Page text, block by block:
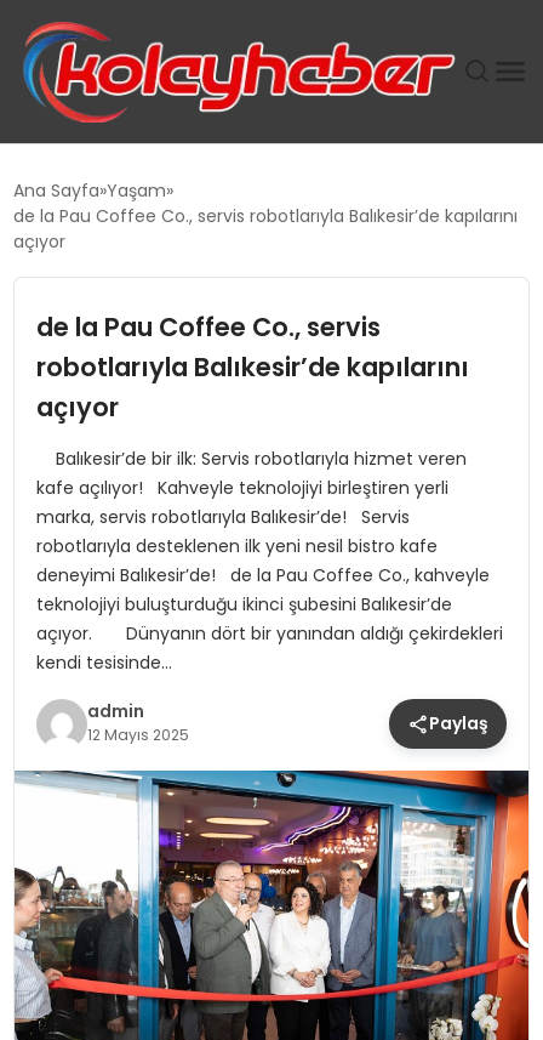
SUWEN’IN İSTIHDAM MODELI EKONOMIDE KADIN
TANYER YAPI ZEMIN MÜHENDISLIĞINDE HEDEF
BÜYÜTTÜ
TOROSLAR’DA PAZAR GERGİNLİĞİ!
Ana Sayfa Yaşam
de la Pau Coffee Co., servis robotlarıyla Balıkesir’de kapılarını
açıyor
de la Pau Coffee Co., servis
robotlarıyla Balıkesir’de kapılarını
açıyor
Balıkesir’de bir ilk: Servis robotlarıyla hizmet veren
kafe açılıyor! Kahveyle teknolojiyi birleştiren yerli
marka, servis robotlarıyla Balıkesir’de! Servis
robotlarıyla desteklenen ilk yeni nesil bistro kafe
deneyimi Balıkesir’de! de la Pau Coffee Co., kahveyle
teknolojiyi buluşturduğu ikinci şubesini Balıkesir’de
açıyor. Dünyanın dört bir yanından aldığı çekirdekleri
kendi tesisinde…
admin
12 Mayıs 2025 Paylaş